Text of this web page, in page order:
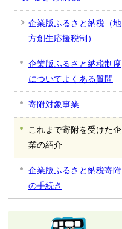
企業版ふるさと納税（地
方創生応援税制）
企業版ふるさと納税制度
についてよくある質問
寄附対象事業
これまで寄附を受けた企
業の紹介
企業版ふるさと納税寄附
の手続き